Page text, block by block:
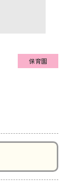
保育園